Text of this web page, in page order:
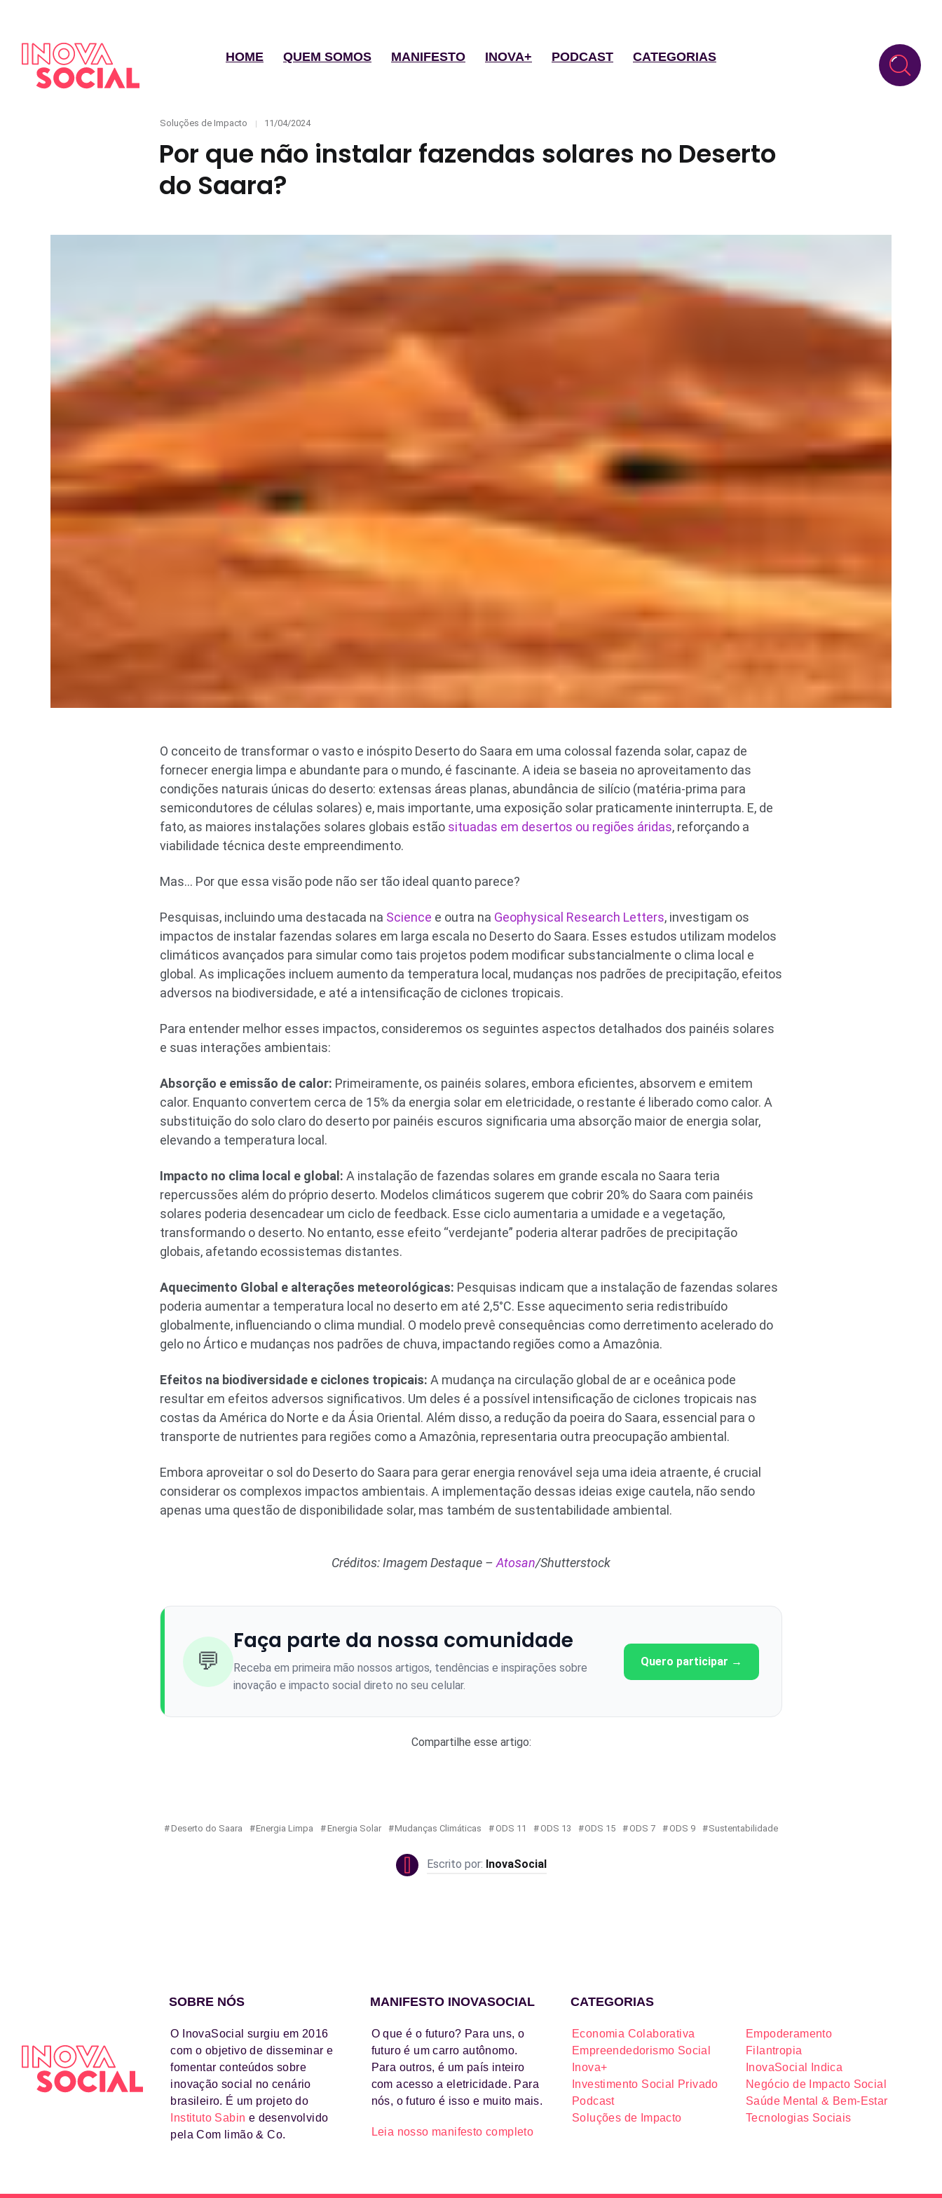
HOME QUEM SOMOS MANIFESTO INOVA+ PODCAST CATEGORIAS
Categories
Soluções de Impacto
Posted
11/04/2024
Por que não instalar fazendas solares no Deserto
do Saara?
O conceito de transformar o vasto e inóspito Deserto do Saara em uma colossal fazenda solar, capaz de
fornecer energia limpa e abundante para o mundo, é fascinante. A ideia se baseia no aproveitamento das
condições naturais únicas do deserto: extensas áreas planas, abundância de silício (matéria-prima para
semicondutores de células solares) e, mais importante, uma exposição solar praticamente ininterrupta. E, de
fato, as maiores instalações solares globais estão situadas em desertos ou regiões áridas, reforçando a
viabilidade técnica deste empreendimento.
Mas… Por que essa visão pode não ser tão ideal quanto parece?
Pesquisas, incluindo uma destacada na Science e outra na Geophysical Research Letters, investigam os
impactos de instalar fazendas solares em larga escala no Deserto do Saara. Esses estudos utilizam modelos
climáticos avançados para simular como tais projetos podem modificar substancialmente o clima local e
global. As implicações incluem aumento da temperatura local, mudanças nos padrões de precipitação, efeitos
adversos na biodiversidade, e até a intensificação de ciclones tropicais.
Para entender melhor esses impactos, consideremos os seguintes aspectos detalhados dos painéis solares
e suas interações ambientais:
Absorção e emissão de calor: Primeiramente, os painéis solares, embora eficientes, absorvem e emitem
calor. Enquanto convertem cerca de 15% da energia solar em eletricidade, o restante é liberado como calor. A
substituição do solo claro do deserto por painéis escuros significaria uma absorção maior de energia solar,
elevando a temperatura local.
Impacto no clima local e global: A instalação de fazendas solares em grande escala no Saara teria
repercussões além do próprio deserto. Modelos climáticos sugerem que cobrir 20% do Saara com painéis
solares poderia desencadear um ciclo de feedback. Esse ciclo aumentaria a umidade e a vegetação,
transformando o deserto. No entanto, esse efeito “verdejante” poderia alterar padrões de precipitação
globais, afetando ecossistemas distantes.
Aquecimento Global e alterações meteorológicas: Pesquisas indicam que a instalação de fazendas solares
poderia aumentar a temperatura local no deserto em até 2,5°C. Esse aquecimento seria redistribuído
globalmente, influenciando o clima mundial. O modelo prevê consequências como derretimento acelerado do
gelo no Ártico e mudanças nos padrões de chuva, impactando regiões como a Amazônia.
Efeitos na biodiversidade e ciclones tropicais: A mudança na circulação global de ar e oceânica pode
resultar em efeitos adversos significativos. Um deles é a possível intensificação de ciclones tropicais nas
costas da América do Norte e da Ásia Oriental. Além disso, a redução da poeira do Saara, essencial para o
transporte de nutrientes para regiões como a Amazônia, representaria outra preocupação ambiental.
Embora aproveitar o sol do Deserto do Saara para gerar energia renovável seja uma ideia atraente, é crucial
considerar os complexos impactos ambientais. A implementação dessas ideias exige cautela, não sendo
apenas uma questão de disponibilidade solar, mas também de sustentabilidade ambiental.
Créditos: Imagem Destaque – Atosan/Shutterstock
💬
Faça parte da nossa comunidade
Receba em primeira mão nossos artigos, tendências e inspirações sobre
inovação e impacto social direto no seu celular.
Quero participar →
Compartilhe esse artigo:
Deserto do Saara Energia Limpa Energia Solar Mudanças Climáticas ODS 11 ODS 13 ODS 15 ODS 7 ODS 9 Sustentabilidade
InovaSocial
SOBRE NÓS
O InovaSocial surgiu em 2016
com o objetivo de disseminar e
fomentar conteúdos sobre
inovação social no cenário
brasileiro. É um projeto do
Instituto Sabin e desenvolvido
pela Com limão & Co.
MANIFESTO INOVASOCIAL
O que é o futuro? Para uns, o
futuro é um carro autônomo.
Para outros, é um país inteiro
com acesso a eletricidade. Para
nós, o futuro é isso e muito mais.
Leia nosso manifesto completo
CATEGORIAS
Economia Colaborativa
Empoderamento
Empreendedorismo Social
Filantropia
Inova+
InovaSocial Indica
Investimento Social Privado
Negócio de Impacto Social
Podcast
Saúde Mental & Bem-Estar
Soluções de Impacto
Tecnologias Sociais